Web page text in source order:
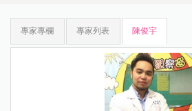
專家專欄 專家列表 陳俊宇